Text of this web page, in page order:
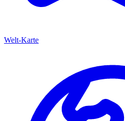
Welt-Karte